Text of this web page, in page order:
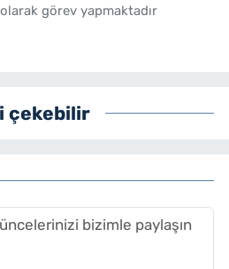
görev yapmaktadır
çekebilir